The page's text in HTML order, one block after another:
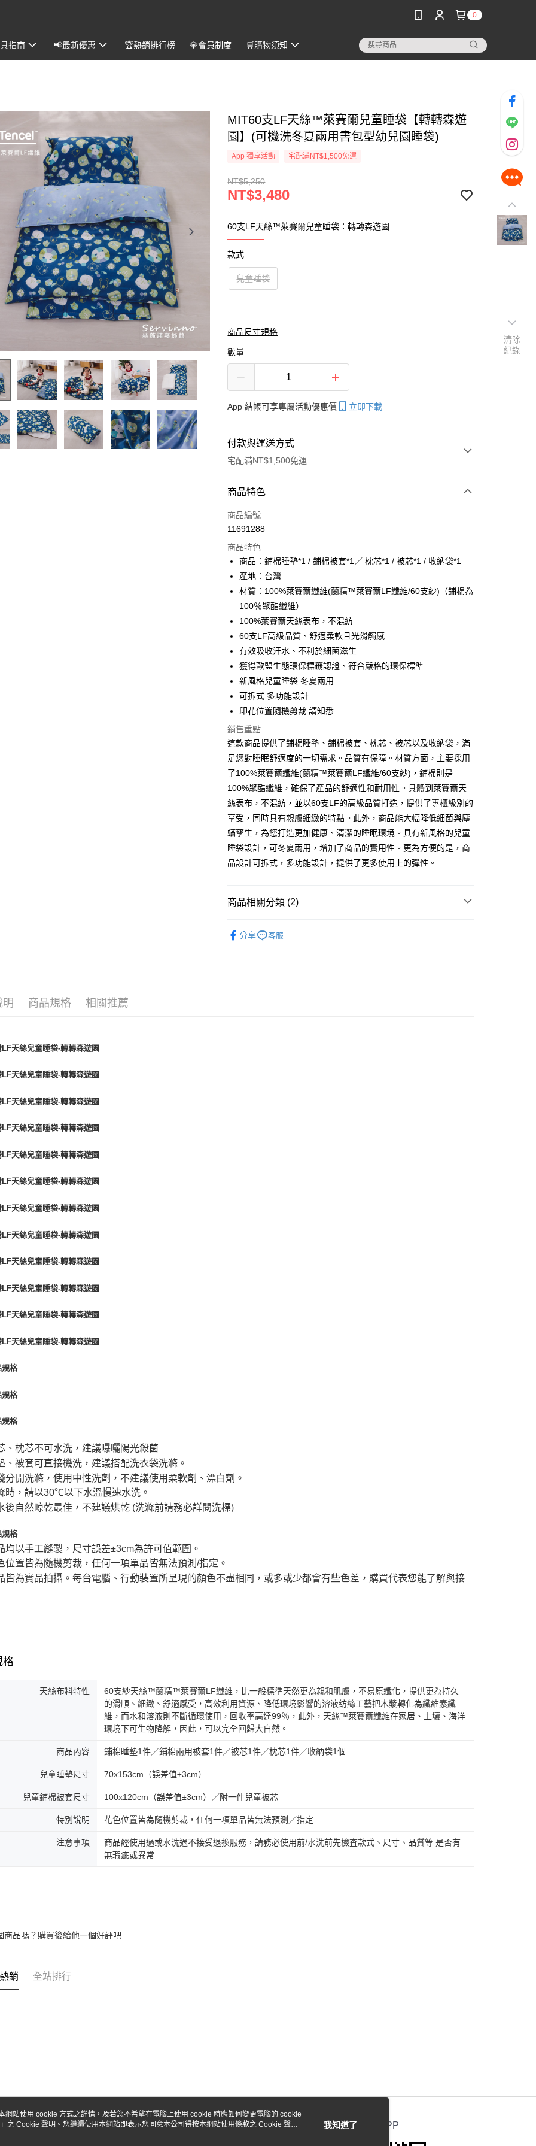
0
指南 📢最新優惠 🏆熱銷排行榜 💎會員制度 🛒購物須知
MIT60支LF天絲™萊賽爾兒童睡袋【轉轉森遊
園】(可機洗冬夏兩用書包型幼兒園睡袋)
App 獨享活動 宅配滿NT$1,500免運
NT$5,250
NT$3,480
60支LF天絲™萊賽爾兒童睡袋：轉轉森遊園
款式
兒童睡袋
商品尺寸規格
數量
App 結帳可享專屬活動優惠價 立即下載
付款與運送方式
宅配滿NT$1,500免運
付款方式
信用卡一次付款
Apple Pay
街口支付
悠遊付
全盈+PAY
ATM付款
運送方式
宅配(包含郵寄包裹/大型物件運費另計)
每筆NT$100，滿NT$1,500(含以上)免運費
商品特色
商品編號
11691288
商品特色
商品：鋪棉睡墊*1 / 鋪棉被套*1／ 枕芯*1 / 被芯*1 / 收納袋*1
產地：台灣
材質：100%萊賽爾纖維(蘭精™萊賽爾LF纖維/60支紗)（鋪棉為
100％聚酯纖維）
100%萊賽爾天絲表布，不混紡
60支LF高級品質、舒適柔軟且光滑觸感
有效吸收汗水、不利於細菌滋生
獲得歐盟生態環保標籤認證、符合嚴格的環保標準
新風格兒童睡袋 冬夏兩用
可拆式 多功能設計
印花位置隨機剪裁 請知悉
銷售重點
這款商品提供了鋪棉睡墊、鋪棉被套、枕芯、被芯以及收納袋，滿
足您對睡眠舒適度的一切需求。品質有保障。材質方面，主要採用
了100%萊賽爾纖維(蘭精™萊賽爾LF纖維/60支紗)，鋪棉則是
100%聚酯纖維，確保了產品的舒適性和耐用性。具體到萊賽爾天
絲表布，不混紡，並以60支LF的高級品質打造，提供了專櫃級別的
享受，同時具有親膚細緻的特點。此外，商品能大幅降低細菌與塵
蟎孳生，為您打造更加健康、清潔的睡眠環境。具有新風格的兒童
睡袋設計，可冬夏兩用，增加了商品的實用性。更為方便的是，商
品設計可拆式，多功能設計，提供了更多使用上的彈性。
商品相關分類 (2)
分享 客服
明 商品規格 相關推薦
枕芯不可水洗，建議曝曬陽光殺菌
被套可直接機洗，建議搭配洗衣袋洗滌。
開洗滌，使用中性洗劑，不建議使用柔軟劑、漂白劑。
時，請以30℃以下水溫慢速水洗。
自然晾乾最佳，不建議烘乾 (洗滌前請務必詳閱洗標)
均以手工縫製，尺寸誤差±3cm為許可值範圍。
位置皆為隨機剪裁，任何一項單品皆無法預測/指定。
皆為實品拍攝。每台電腦、行動裝置所呈現的顏色不盡相同，或多或少都會有些色差，購買代表您能了解與接
格
天絲布料特性
60支紗天絲™蘭精™萊賽爾LF纖維，比一般標準天然更為親和肌膚，不易原纖化，提供更為持久
的滑順、細緻、舒適感受，高效利用資源、降低環境影響的溶液纺絲工藝把木漿轉化為纖維素纖
維，而水和溶液則不斷循環使用，回收率高達99％，此外，天絲™萊賽爾纖維在家居、土壤、海洋
環境下可生物降解，因此，可以完全回歸大自然。
商品內容 鋪棉睡墊1件／鋪棉兩用被套1件／被芯1件／枕芯1件／收納袋1個
兒童睡墊尺寸 70x153cm（誤差值±3cm）
兒童鋪棉被套尺寸 100x120cm（誤差值±3cm）／附一件兒童被芯
特別說明 花色位置皆為隨機剪裁，任何一項單品皆無法預測／指定
注意事項
商品經使用過或水洗過不接受退換服務，請務必使用前/水洗前先檢査款式、尺寸、品質等 是否有
無瑕疵或異常
商品嗎？購買後給他一個好評吧
銷 全站排行
關於我們 客服資訊 官方APP
清除
紀錄
網站使用 cookie 方式之詳情，及若您不希望在電腦上使用 cookie 時應如何變更電腦的 cookie
」之 Cookie 聲明。您繼續使用本網站即表示您同意本公司得按本網站使用條款之 Cookie 聲明
我知道了